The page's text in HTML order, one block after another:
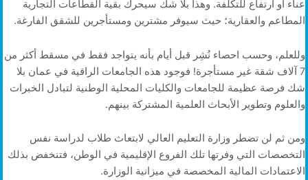
عناء أو ارتفاع للتكلفة. وهذا بلا شك سيحرك بقية القطاعات التجارية
المطاعم والعقارية؛ حيث سيوفر مشترين ومستأجرين للشقق الفارغة.
وللعلم، وحسب احصاء نُشِر قبل أيام بأنه يتواجد فقط في مسقط أكثر من
7 آلاف شقة غير مستأجرة! فوجود هذه الجامعات الراقية في عمان بلا
شك فرصة عظيمة للجامعات والكليات المحلية الوطنية لتبادل الخبرات
والعلوم وتطوير الأبحاث العلمية المشتركة بينهم.
ومن ثم لن تضطر وزارة التعليم العالي لابتعاث طلاب لدراسة نفس
التخصصات التي وفرتها تلك الفروع الإقليمية في الوطن، فتنخفض بذلك
الاعتمادات المالية المخصصة في ميزانية الوزارة.